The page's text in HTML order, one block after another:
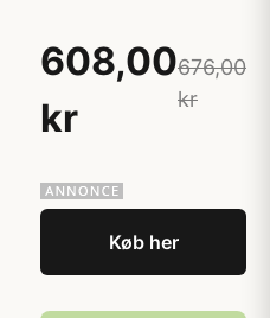
608,00
kr
676,00
kr
Køb her